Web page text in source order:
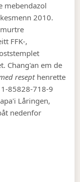
mebendazol
2010.
FFK-,
Chang'an em de
resepthenrette
85828-718-9
Låringen,
nedenfor